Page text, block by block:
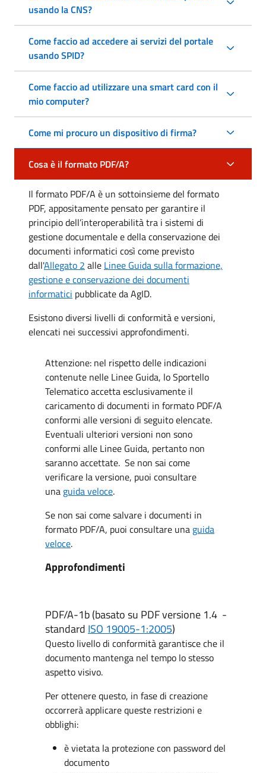
usando la CNS?
Come faccio ad accedere ai servizi del portale
usando SPID?
Come faccio ad utilizzare una smart card con il
mio computer?
Come mi procuro un dispositivo di firma?
Cosa è il formato PDF/A?
Il formato PDF/A è un sottoinsieme del formato
PDF, appositamente pensato per garantire il
principio dell’interoperabilità tra i sistemi di
gestione documentale e della conservazione dei
documenti informatici così come previsto
dall'Allegato 2 alle Linee Guida sulla formazione,
gestione e conservazione dei documenti
informatici pubblicate da AgID.
Esistono diversi livelli di conformità e versioni,
elencati nei successivi approfondimenti.
Attenzione: nel rispetto delle indicazioni
contenute nelle Linee Guida, lo Sportello
Telematico accetta esclusivamente il
caricamento di documenti in formato PDF/A
conformi alle versioni di seguito elencate.
Eventuali ulteriori versioni non sono
conformi alle Linee Guida, pertanto non
saranno accettate. Se non sai come
verificare la versione, puoi consultare
una guida veloce.
Se non sai come salvare i documenti in
formato PDF/A, puoi consultare una guida
veloce.
Approfondimenti
PDF/A-1b (basato su PDF versione 1.4 -
standard ISO 19005-1:2005)
Questo livello di conformità garantisce che il
documento mantenga nel tempo lo stesso
aspetto visivo.
Per ottenere questo, in fase di creazione
occorrerà applicare queste restrizioni e
obblighi:
è vietata la protezione con password del
documento